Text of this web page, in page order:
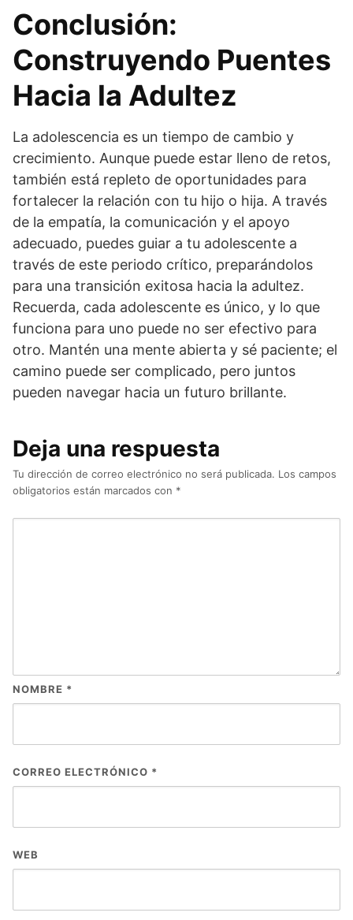
Conclusión:
Construyendo Puentes
Hacia la Adultez
La adolescencia es un tiempo de cambio y
crecimiento. Aunque puede estar lleno de retos,
también está repleto de oportunidades para
fortalecer la relación con tu hijo o hija. A través
de la empatía, la comunicación y el apoyo
adecuado, puedes guiar a tu adolescente a
través de este periodo crítico, preparándolos
para una transición exitosa hacia la adultez.
Recuerda, cada adolescente es único, y lo que
funciona para uno puede no ser efectivo para
otro. Mantén una mente abierta y sé paciente; el
camino puede ser complicado, pero juntos
pueden navegar hacia un futuro brillante.
Deja una respuesta
Tu dirección de correo electrónico no será publicada. Los campos
obligatorios están marcados con *
NOMBRE *
CORREO ELECTRÓNICO *
WEB